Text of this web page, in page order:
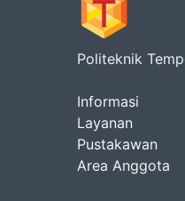
Politeknik
Informasi
Layanan
Pustakawan
Area Anggota